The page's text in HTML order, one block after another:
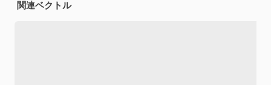
関連ベクトル